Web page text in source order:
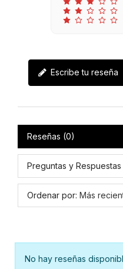
Escribe tu reseña
Reseñas (0)
Preguntas y Respuestas
Ordenar por: Más
No hay reseñas